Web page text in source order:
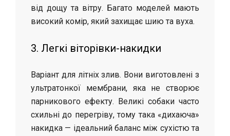
від дощу та вітру. Багато моделей мають
високий комір, який захищає шию та вуха.
3. Легкі віторівки-накидки
Варіант для літніх злив. Вони виготовлені з
ультратонкої мембрани, яка не створює
парникового ефекту. Великі собаки часто
схильні до перегріву, тому така «дихаюча»
накидка — ідеальний баланс між сухістю та